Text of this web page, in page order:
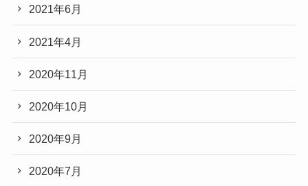
2021年6月
2021年4月
2020年11月
2020年10月
2020年9月
2020年7月